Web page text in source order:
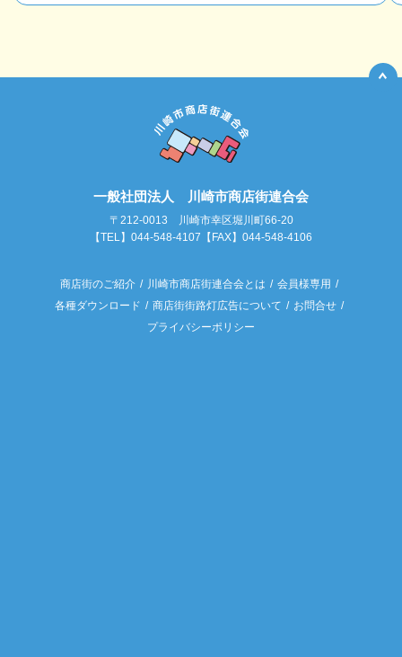
一般社団法人 川崎市商店街連合会
〒212-0013 川崎市幸区堀川町66-20
【TEL】044-548-4107【FAX】044-548-4106
商店街のご紹介 川崎市商店街連合会とは
会員様専用
各種ダウンロード
商店街街路灯広告について
お問合せ
プライバシーポリシー